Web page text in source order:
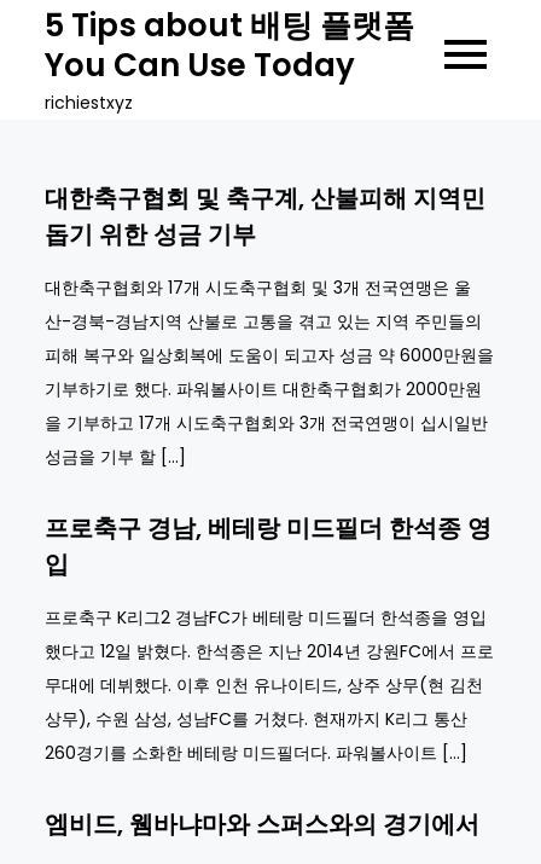
content
5 Tips about 배팅 플랫폼
You Can Use Today
richiestxyz
대한축구협회 및 축구계, 산불피해 지역민
돕기 위한 성금 기부
대한축구협회와 17개 시도축구협회 및 3개 전국연맹은 울
산-경북-경남지역 산불로 고통을 겪고 있는 지역 주민들의
피해 복구와 일상회복에 도움이 되고자 성금 약 6000만원을
기부하기로 했다. 파워볼사이트 대한축구협회가 2000만원
을 기부하고 17개 시도축구협회와 3개 전국연맹이 십시일반
성금을 기부 할 […]
프로축구 경남, 베테랑 미드필더 한석종 영
입
프로축구 K리그2 경남FC가 베테랑 미드필더 한석종을 영입
했다고 12일 밝혔다. 한석종은 지난 2014년 강원FC에서 프로
무대에 데뷔했다. 이후 인천 유나이티드, 상주 상무(현 김천
상무), 수원 삼성, 성남FC를 거쳤다. 현재까지 K리그 통산
260경기를 소화한 베테랑 미드필더다. 파워볼사이트 […]
엠비드, 웸바냐마와 스퍼스와의 경기에서